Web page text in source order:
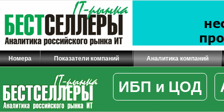
Номера Показатели компаний Аналитика компаний
ИБП и ЦОД